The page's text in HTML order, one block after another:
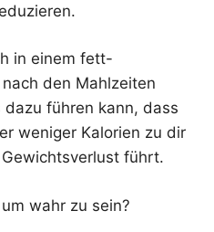
in einem fett-
den Mahlzeiten
führen kann, dass
weniger Kalorien zu dir
führt.
wahr zu sein?